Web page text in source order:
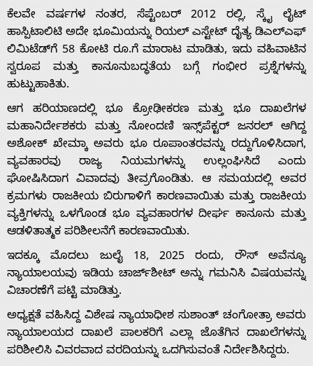
Advertise
With
s
Contact
Us
ಕೆಲವೇ ವರ್ಷಗಳ ನಂತರ, ಸೆಪ್ಟೆಂಬರ್ 2012 ರಲ್ಲಿ, ಸ್ಕೈ ಲೈಟ್
ಹಾಸ್ಪಿಟಾಲಿಟಿ ಅದೇ ಭೂಮಿಯನ್ನು ರಿಯಲ್ ಎಸ್ಟೇಟ್ ದೈತ್ಯ ಡಿಎಲ್‌ಎಫ್
ಲಿಮಿಟೆಡ್‌ಗೆ 58 ಕೋಟಿ ರೂ.ಗೆ ಮಾರಾಟ ಮಾಡಿತು, ಇದು ವಹಿವಾಟಿನ
ಸ್ವರೂಪ ಮತ್ತು ಕಾನೂನುಬದ್ಧತೆಯ ಬಗ್ಗೆ ಗಂಭೀರ ಪ್ರಶ್ನೆಗಳನ್ನು
ಹುಟ್ಟುಹಾಕಿತು.
ಆಗ ಹರಿಯಾಣದಲ್ಲಿ ಭೂ ಕ್ರೋಢೀಕರಣ ಮತ್ತು ಭೂ ದಾಖಲೆಗಳ
ಮಹಾನಿರ್ದೇಶಕರು ಮತ್ತು ನೋಂದಣಿ ಇನ್ಸ್‌ಪೆಕ್ಟರ್ ಜನರಲ್ ಆಗಿದ್ದ
ಅಶೋಕ್ ಖೇಮ್ಕಾ ಅವರು ಭೂ ರೂಪಾಂತರವನ್ನು ರದ್ದುಗೊಳಿಸಿದಾಗ,
ವ್ಯವಹಾರವು ರಾಜ್ಯ ನಿಯಮಗಳನ್ನು ಉಲ್ಲಂಘಿಸಿದೆ ಎಂದು
ಘೋಷಿಸಿದಾಗ ವಿವಾದವು ತೀವ್ರಗೊಂಡಿತು. ಆ ಸಮಯದಲ್ಲಿ ಅವರ
ಕ್ರಮಗಳು ರಾಜಕೀಯ ಬಿರುಗಾಳಿಗೆ ಕಾರಣವಾಯಿತು ಮತ್ತು ರಾಜಕೀಯ
ವ್ಯಕ್ತಿಗಳನ್ನು ಒಳಗೊಂಡ ಭೂ ವ್ಯವಹಾರಗಳ ದೀರ್ಘ ಕಾನೂನು ಮತ್ತು
ಆಡಳಿತಾತ್ಮಕ ಪರಿಶೀಲನೆಗೆ ಕಾರಣವಾಯಿತು.
ಇದಕ್ಕೂ ಮೊದಲು ಜುಲೈ 18, 2025 ರಂದು, ರೌಸ್ ಅವೆನ್ಯೂ
ನ್ಯಾಯಾಲಯವು ಇಡಿಯ ಚಾರ್ಜ್‌ಶೀಟ್ ಅನ್ನು ಗಮನಿಸಿ ವಿಷಯವನ್ನು
ವಿಚಾರಣೆಗೆ ಪಟ್ಟಿ ಮಾಡಿತ್ತು.
ಅಧ್ಯಕ್ಷತೆ ವಹಿಸಿದ್ದ ವಿಶೇಷ ನ್ಯಾಯಾಧೀಶ ಸುಶಾಂತ್ ಚಂಗೋತ್ರಾ ಅವರು
ನ್ಯಾಯಾಲಯದ ದಾಖಲೆ ಪಾಲಕರಿಗೆ ಎಲ್ಲಾ ಜೊತೆಗಿನ ದಾಖಲೆಗಳನ್ನು
ಪರಿಶೀಲಿಸಿ ವಿವರವಾದ ವರದಿಯನ್ನು ಒದಗಿಸುವಂತೆ ನಿರ್ದೇಶಿಸಿದ್ದರು.